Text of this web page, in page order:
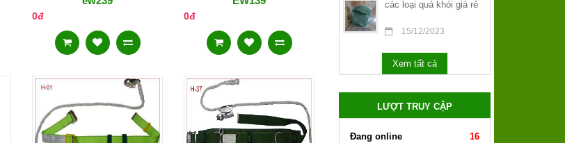
0đ 0đ
các loại quả khói giá rẻ
15/12/2023
Xem tất cả
LƯỢT TRUY CẬP
Đang online 16